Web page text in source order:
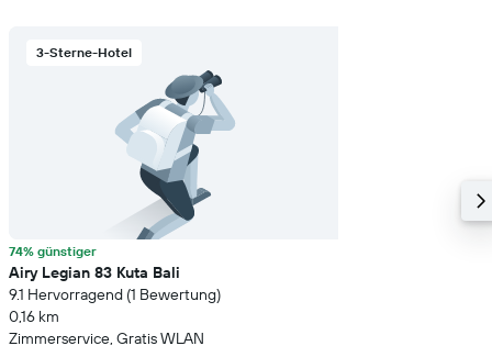
3-Sterne-Hotel
74% günstiger
Airy Legian 83 Kuta Bali
9.1 Hervorragend (1 Bewertung)
0,16 km
Zimmerservice, Gratis WLAN